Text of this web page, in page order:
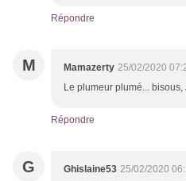
Répondre
M Mamazerty 25/02/2020
Le plumeur plumé... bisous,
Répondre
G Ghislaine53 25/02/2020